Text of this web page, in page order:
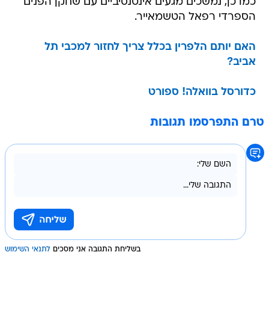
הספרדי רפאל הטשמאייר.
האם יותם הלפרין בכלל צריך לחזור למכבי תל
אביב?
כדורסל בוואלה! ספורט
טרם התפרסמו תגובות
בשליחת התגובה אני מסכים לתנאי השימוש